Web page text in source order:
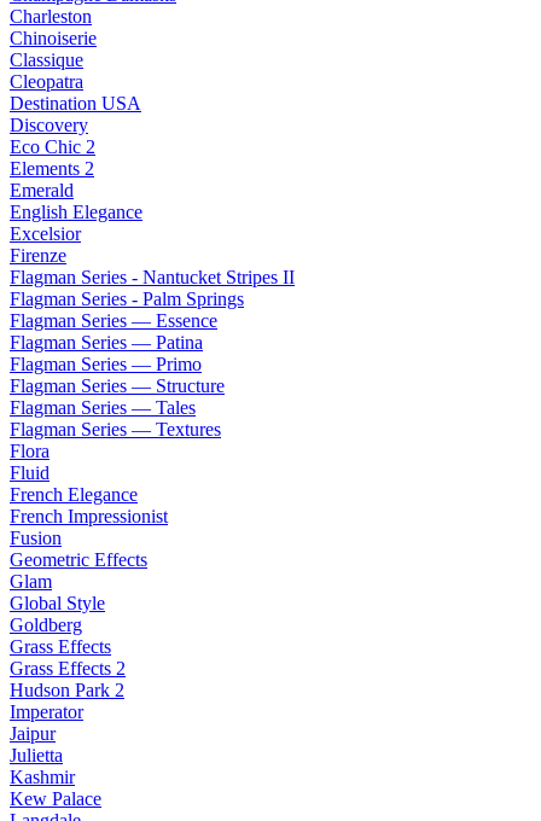
Charleston
Chinoiserie
Classique
Cleopatra
Destination USA
Discovery
Eco Chic 2
Elements 2
Emerald
English Elegance
Excelsior
Firenze
Flagman Series - Nantucket Stripes II
Flagman Series - Palm Springs
Flagman Series — Essence
Flagman Series — Patina
Flagman Series — Primo
Flagman Series — Structure
Flagman Series — Tales
Flagman Series — Textures
Flora
Fluid
French Elegance
French Impressionist
Fusion
Geometric Effects
Glam
Global Style
Goldberg
Grass Effects
Grass Effects 2
Hudson Park 2
Imperator
Jaipur
Julietta
Kashmir
Kew Palace